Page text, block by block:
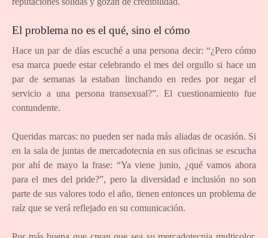
El problema no es el qué, sino el cómo
Hace un par de días escuché a una persona decir: “¿Pero cómo
esa marca puede estar celebrando el mes del orgullo si hace un
par de semanas la estaban linchando en redes por negar el
servicio a una persona transexual?”. El cuestionamiento fue
contundente.
Queridas marcas: no pueden ser nada más aliadas de ocasión. Si
en la sala de juntas de mercadotecnia en sus oficinas se escucha
por ahí de mayo la frase: “Ya viene junio, ¿qué vamos ahora
para el mes del pride?”, pero la diversidad e inclusión no son
parte de sus valores todo el año, tienen entonces un problema de
raíz que se verá reflejado en su comunicación.